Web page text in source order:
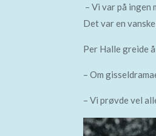
– Vi var på
Det var en
Per Halle greide
– Om
– Vi prøvde vel